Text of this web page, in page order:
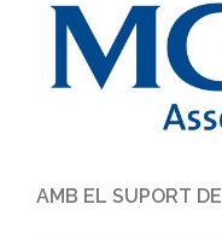
AMB EL SUPORT DE